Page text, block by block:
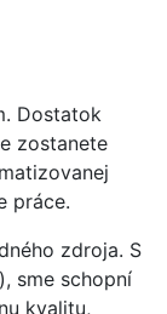
Dostatok
zostanete
práce.
zdroja. S
sme schopní
kvalitu,